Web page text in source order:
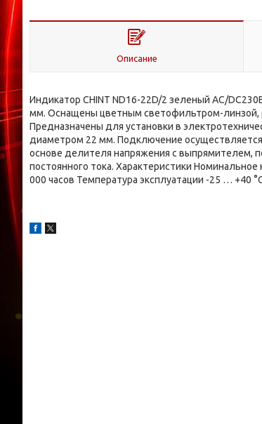
Описание
Индикатор CHINT ND16-22D/2 зеленый AC/
мм. Оснащены цветным светофильтром-линзой,
Предназначены для установки в
диаметром 22 мм. Подключение
основе делителя напряжения с выпрямителем,
постоянного тока. Характеристики
000 часов Температура эксплуатации -25 … +40